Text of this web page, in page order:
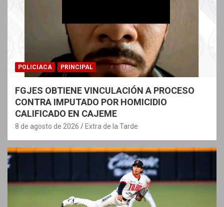
POLICIACA PRINCIPAL
FGJES OBTIENE VINCULACIÓN A PROCESO
CONTRA IMPUTADO POR HOMICIDIO
CALIFICADO EN CAJEME
8 de agosto de 2026 Extra de la Tarde